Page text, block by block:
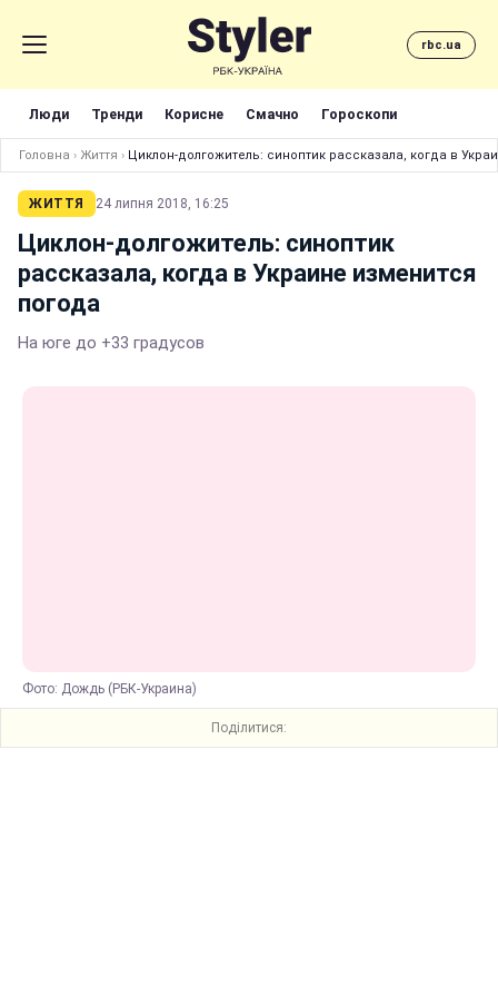
rbc.ua
Люди Тренди Корисне Смачно Гороскопи
Головна › Життя › Циклон-долгожитель: синоптик рассказала, когда в
ЖИТТЯ 24 липня 2018, 16:25
Циклон-долгожитель: синоптик
рассказала, когда в Украине изменится
погода
На юге до +33 градусов
Фото: Дождь (РБК-Украина)
Поділитися: